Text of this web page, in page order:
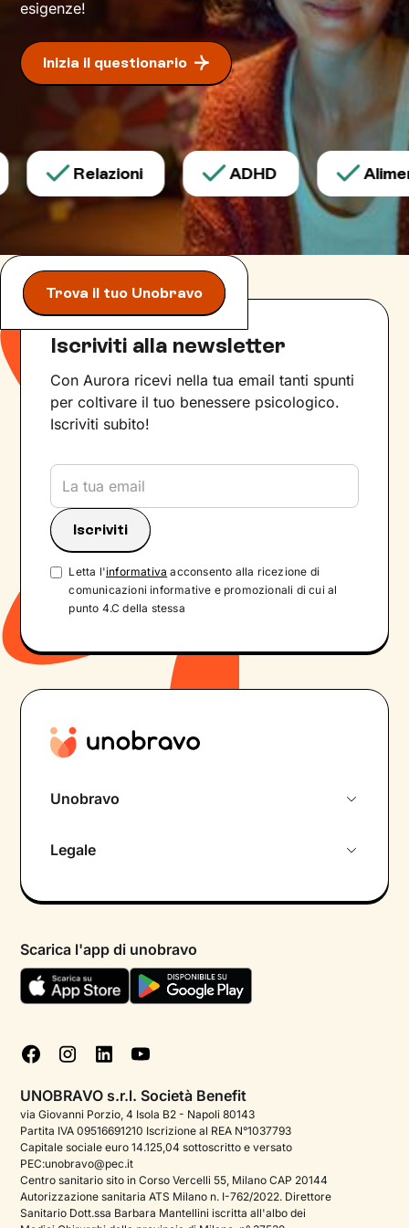
esigenze!
Inizia il questionario
Relazioni ADHD
Trova il tuo Unobravo
Iscriviti alla newsletter
Con Aurora ricevi nella tua email tanti spunti
per coltivare il tuo benessere psicologico.
Iscriviti subito!
Letta l'informativa acconsento alla ricezione di
comunicazioni informative e promozionali di cui al
punto 4.C della stessa
Unobravo
Psicologo in chat
Aiuto urgente
FAQ
Podcast di psicologia
Corporate
Psicologo italiano all'estero
Approfondimenti sulla salute mentale
Legale
Termini e condizioni
Informativa Privacy
Cookie policy
Gestisci cookie
Scarica l'app di unobravo
UNOBRAVO s.r.l. Società Benefit
via Giovanni Porzio, 4 Isola B2 - Napoli 80143
Partita IVA 09516691210 Iscrizione al REA N°1037793
Capitale sociale euro 14.125,04 sottoscritto e versato
PEC:unobravo@pec.it
Centro sanitario sito in Corso Vercelli 55, Milano CAP 20144
Autorizzazione sanitaria ATS Milano n. I-762/2022. Direttore
Sanitario Dott.ssa Barbara Mantellini iscritta all'albo dei